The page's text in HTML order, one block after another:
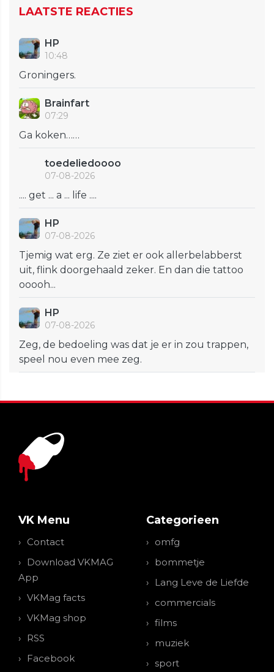
LAATSTE REACTIES
HP
10:48
Groningers.
Brainfart
07:29
Ga koken……
toedeliedoooo
07-08-2026
.... get ... a ... life ....
HP
07-08-2026
Tjemig wat erg. Ze ziet er ook allerbelabberst
uit, flink doorgehaald zeker. En dan die tattoo
ooooh...
HP
07-08-2026
Zeg, de bedoeling was dat je er in zou trappen,
speel nou even mee zeg.
VK Menu
Contact
Download VKMAG
App
VKMag facts
VKMag shop
RSS
Facebook
Categorieen
omfg
bommetje
Lang Leve de Liefde
commercials
films
muziek
sport